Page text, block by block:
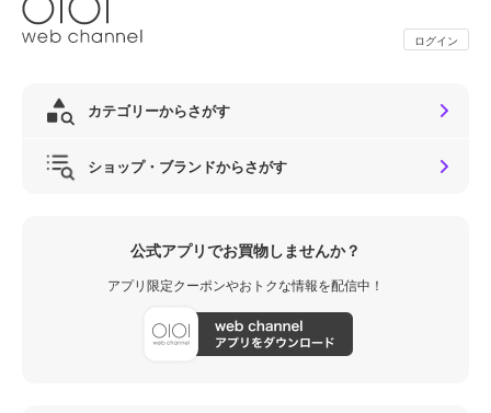
ログイン
カテゴリーからさがす
ショップ・ブランドからさがす
公式アプリでお買物しませんか？
アプリ限定クーポンやおトクな情報を配信中！